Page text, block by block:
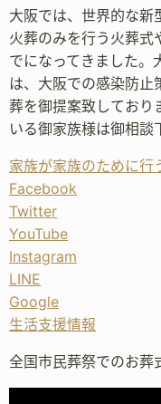
大阪では、世界的な新
火葬のみを行う火葬式
でになってきました
は、大阪での感染防止
葬を御提案致しており
いる御家族様は御相談
家族が家族のために行
Facebook
Twitter
YouTube
Instagram
LINE
Google
生活支援情報
全国市民葬祭でのお葬